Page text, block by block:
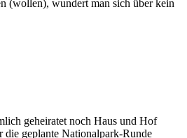
(wollen), wundert man sich über kein
geheiratet noch Haus und Hof
die geplante Nationalpark-Runde